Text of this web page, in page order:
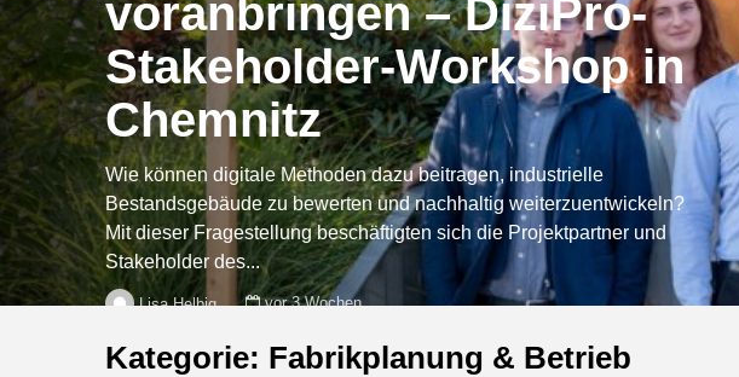
voranbringen – DiziPro-
Stakeholder-Workshop in
Chemnitz
Wie können digitale Methoden dazu beitragen, industrielle
Bestandsgebäude zu bewerten und nachhaltig weiterzuentwickeln?
Mit dieser Fragestellung beschäftigten sich die Projektpartner und
Stakeholder des...
Lisa Helbig vor 3 Wochen
Kategorie: Fabrikplanung & Betrieb